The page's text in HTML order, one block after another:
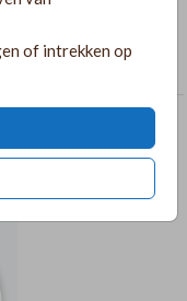
of intrekken op